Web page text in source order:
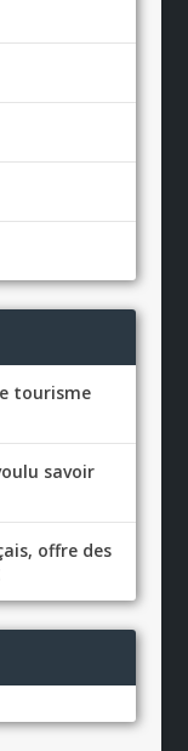
tourisme
savoir
offre des